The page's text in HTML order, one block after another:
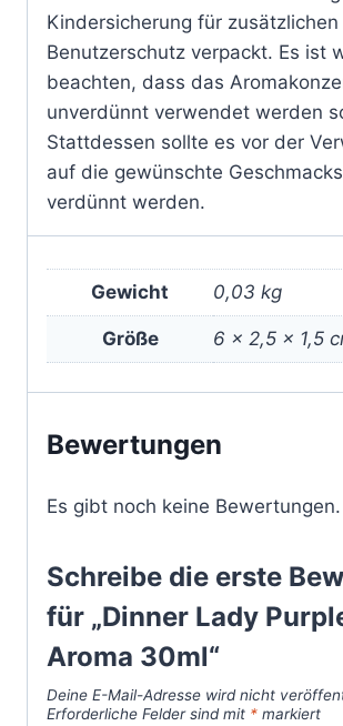
Kindersicherung für zusätzlichen
Benutzerschutz verpackt. Es ist
beachten, dass das
unverdünnt verwendet werden
Stattdessen sollte es vor der
auf die gewünschte
verdünnt werden.
Gewicht 0,03 kg
Größe 6 × 2,5 × 1,5
Bewertungen
Es gibt noch keine Bewertungen.
Schreibe die erste
für „Dinner Lady
Aroma 30ml“
Deine E-Mail-Adresse wird nicht
Erforderliche Felder sind mit * markiert